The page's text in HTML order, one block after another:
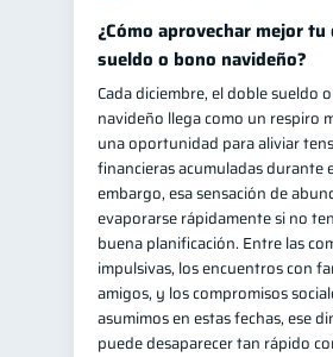
ahorro Retiro
Doble sueldo
Gasto responsable 1
información financiera
¿Cómo aprovechar mejor tu
sueldo o bono navideño?
Cada diciembre, el doble sueldo
navideño llega como un respiro
una oportunidad para aliviar
financieras acumuladas durante
embargo, esa sensación de
evaporarse rápidamente si no
buena planificación. Entre las
impulsivas, los encuentros con
amigos, y los compromisos
asumimos en estas fechas, ese
puede desaparecer tan rápido